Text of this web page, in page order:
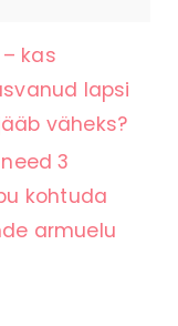
kas
lapsi
väheks?
3
kohtuda
armuelu